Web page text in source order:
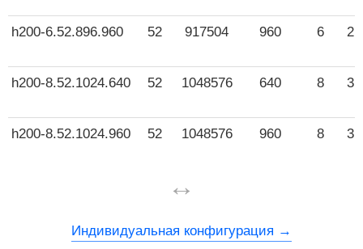
h200-6.52.896.960 52 917504 960 6 2
h200-8.52.1024.640 52 1048576 640 8 3
h200-8.52.1024.960 52 1048576 960 8 3
↔
Индивидуальная конфигурация